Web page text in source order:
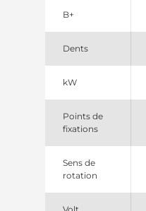
18067
PSH
S13211
Hitachi
B+
Dents
kW
Points de
fixations
Sens de
rotation